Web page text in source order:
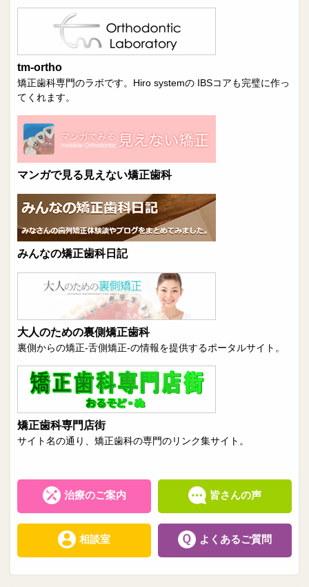
tm-ortho
矯正歯科専門のラボです。Hiro systemの IBSコアも完璧に作っ
てくれます。
マンガで見る見えない矯正歯科
みんなの矯正歯科日記
大人のための裏側矯正歯科
裏側からの矯正-舌側矯正-の情報を提供するポータルサイト。
矯正歯科専門店街
サイト名の通り、矯正歯科の専門のリンク集サイト。
治療のご案内 皆さんの声
相談室 よくあるご質問